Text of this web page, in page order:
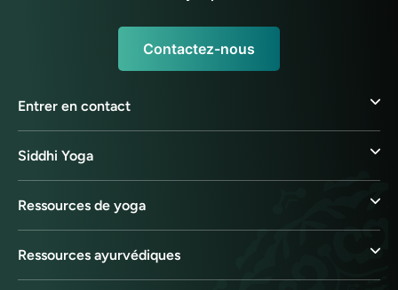
Contactez-nous
Entrer en contact
Siddhi Yoga
Ressources de yoga
Ressources ayurvédiques